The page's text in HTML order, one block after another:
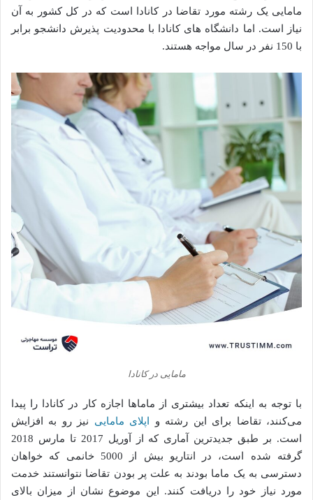
مامایی یک ‌رشته مورد تقاضا در کانادا است که در کل کشور به آن
نیاز است. اما دانشگاه ‌های کانادا با محدودیت پذیرش دانشجو برابر
با 150 نفر در سال مواجه هستند.
مامایی در کانادا
با توجه به اینکه تعداد بیشتری از ماماها اجازه کار در کانادا را پیدا
می‌کنند، تقاضا برای این رشته و
اپلای مامایی نیز رو به افزایش
است. بر طبق جدیدترین آماری که از آوریل 2017 تا مارس 2018
گرفته‌ شده است، در انتاریو بیش از 5000 خانمی که خواهان
دسترسی به یک ماما بودند به علت پر بودن تقاضا نتوانستند خدمت
مورد نیاز خود را دریافت کنند. این موضوع نشان از میزان بالای